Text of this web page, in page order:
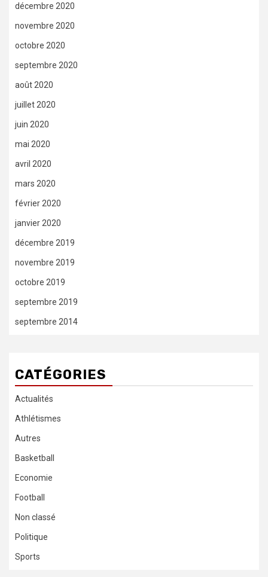
décembre 2020
novembre 2020
octobre 2020
septembre 2020
août 2020
juillet 2020
juin 2020
mai 2020
avril 2020
mars 2020
février 2020
janvier 2020
décembre 2019
novembre 2019
octobre 2019
septembre 2019
septembre 2014
CATÉGORIES
Actualités
Athlétismes
Autres
Basketball
Economie
Football
Non classé
Politique
Sports